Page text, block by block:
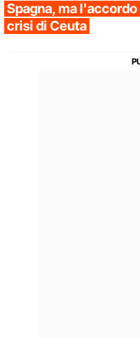
Spagna, ma
crisi di Ceuta